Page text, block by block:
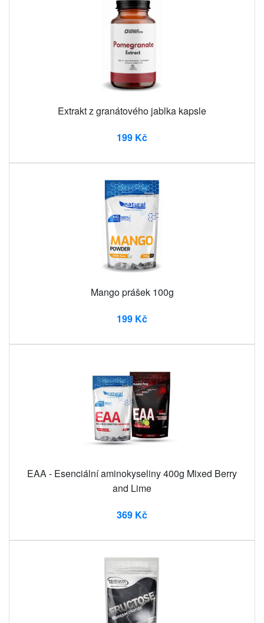
Extrakt z granátového jablka kapsle
199 Kč
Mango prášek 100g
199 Kč
EAA - Esenciální aminokyseliny 400g Mixed Berry
and Lime
369 Kč